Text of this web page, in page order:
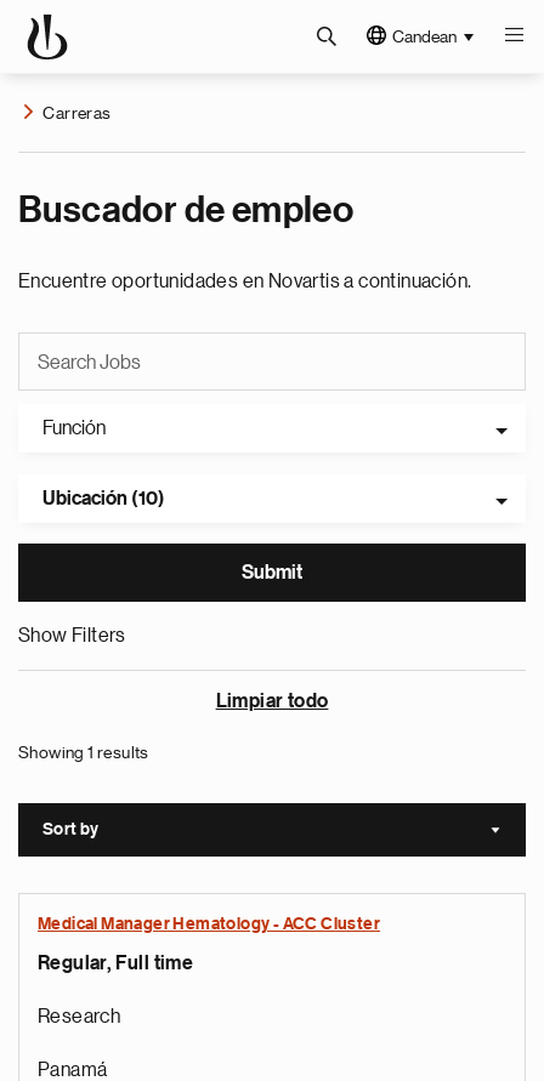
Candean
Carreras
Buscador de empleo
Encuentre oportunidades en Novartis a continuación.
Función
Ubicación (10)
Show Filters
Limpiar todo
Showing 1 results
Sort by Sort
Medical Manager Hematology - ACC Cluster
Regular, Full time
Research
Panamá